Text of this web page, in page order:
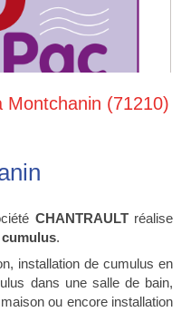
Montchanin (71210)
CHANTRAULTréalise
.
installation de cumulus en
dans une salle de bain,
ou encore installation